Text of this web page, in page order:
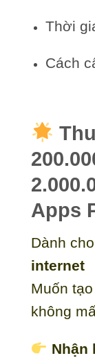
Thời
Cách
Apps
Dành
internet
Muốn tạo
không
Nhận